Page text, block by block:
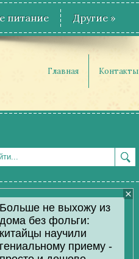
питание Другие »
Главная Контакты